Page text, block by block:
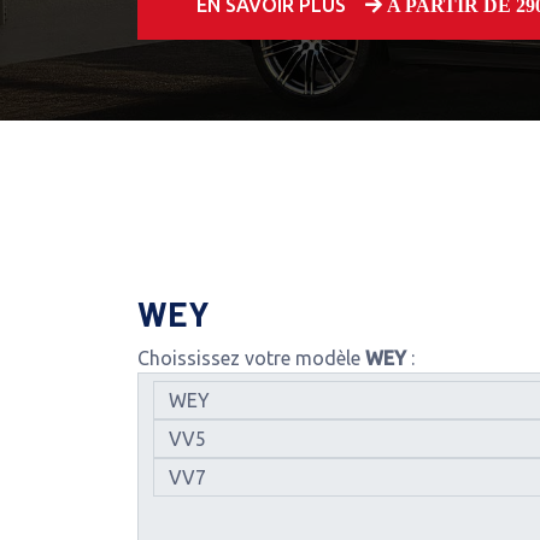
A PARTIR DE
WEY
Choississez votre modèle WEY: